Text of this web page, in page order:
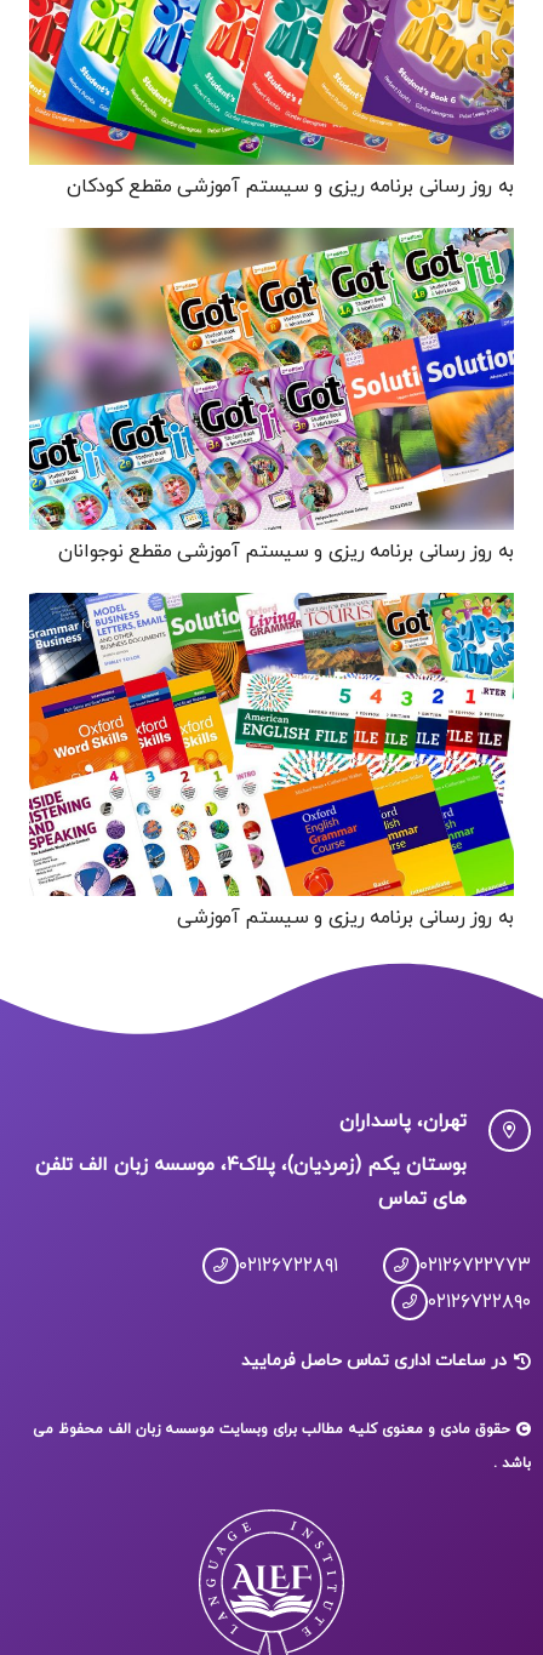
به روز رسانی برنامه ریزی و سیستم آموزشی مقطع کودکان
به روز رسانی برنامه ریزی و سیستم آموزشی مقطع نوجوانان
به روز رسانی برنامه ریزی و سیستم آموزشی
تهران، پاسداران
بوستان یکم (زمردیان)، پلاک۴، موسسه زبان الف تلفن
های تماس
۰۲۱۲۶۷۲۲۷۷۳
۰۲۱۲۶۷۲۲۸۹۱
۰۲۱۲۶۷۲۲۸۹۰
در ساعات اداری تماس حاصل فرمایید
حقوق مادی و معنوی کلیه مطالب برای وبسایت موسسه زبان الف محفوظ می
باشد .